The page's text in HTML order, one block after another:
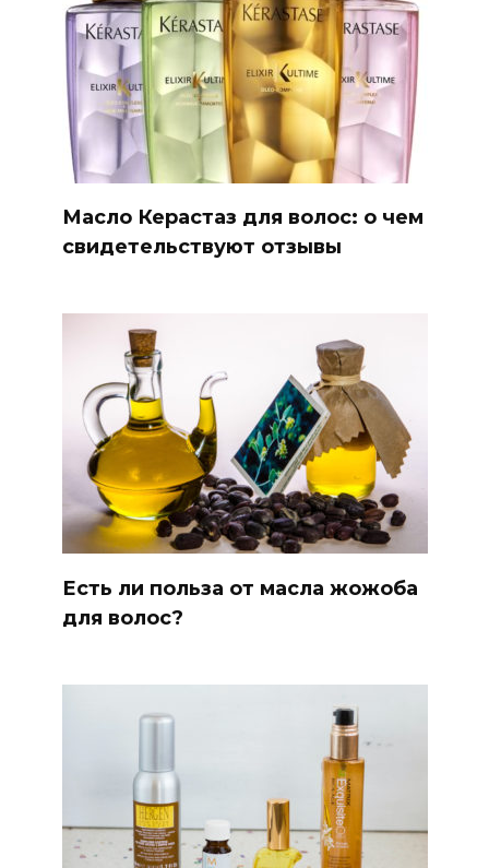
Масло Керастаз для волос: о чем
свидетельствуют отзывы
Есть ли польза от масла жожоба
для волос?